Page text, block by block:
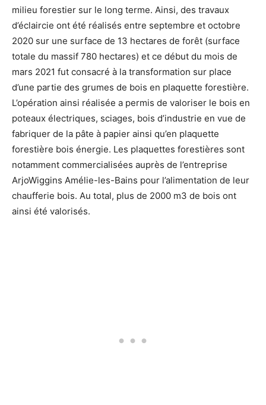
milieu forestier sur le long terme. Ainsi, des travaux
d’éclaircie ont été réalisés entre septembre et octobre
2020 sur une surface de 13 hectares de forêt (surface
totale du massif 780 hectares) et ce début du mois de
mars 2021 fut consacré à la transformation sur place
d’une partie des grumes de bois en plaquette forestière.
L’opération ainsi réalisée a permis de valoriser le bois en
poteaux électriques, sciages, bois d’industrie en vue de
fabriquer de la pâte à papier ainsi qu’en plaquette
forestière bois énergie. Les plaquettes forestières sont
notamment commercialisées auprès de l’entreprise
ArjoWiggins Amélie-les-Bains pour l’alimentation de leur
chaufferie bois. Au total, plus de 2000 m3 de bois ont
ainsi été valorisés.